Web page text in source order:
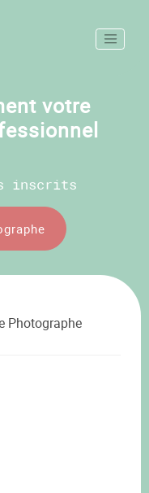
votre
inscrits
Photographe